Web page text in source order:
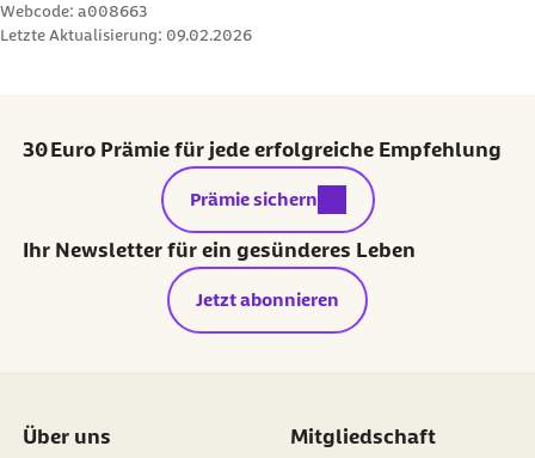
Webcode: a008663
Letzte Aktualisierung: 09.02.2026
30 Euro Prämie für jede erfolgreiche Empfehlung
externer Link:
Prämie sichern
Ihr Newsletter für ein gesünderes Leben
Jetzt abonnieren
Über uns Mitgliedschaft